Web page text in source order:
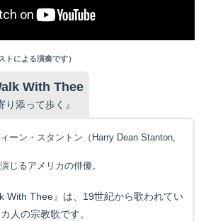
トによる演奏です）
With Thee
添って歩く』
ーン・スタントン（Harry Dean Stanton,
じるアメリカの俳優。
With Thee』は、19世紀から歌われてい
人の宗教歌です。